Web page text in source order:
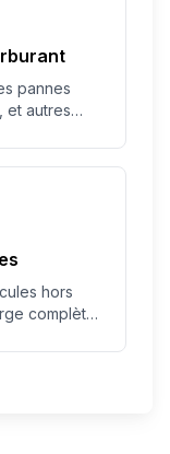
pannes
et autres
hors
complète